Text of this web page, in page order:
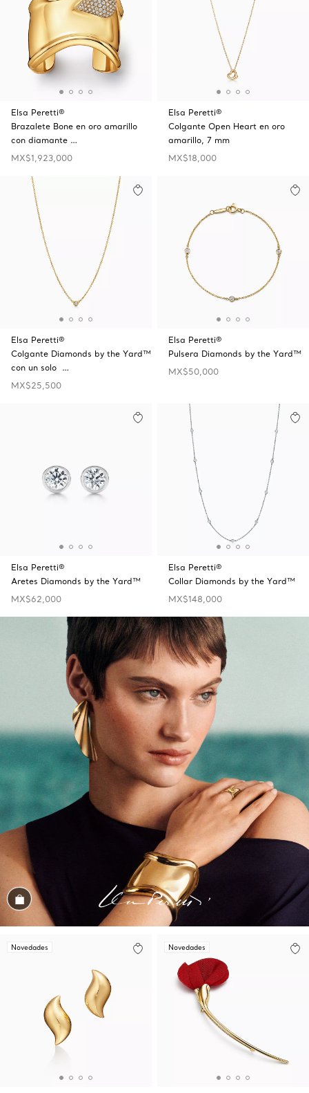
Elsa Peretti®
Brazalete Bone en oro amarillo
con diamante …
MX$1,923,000
Elsa Peretti®
Colgante Open Heart en oro
amarillo, 7 mm
MX$18,000
Elsa Peretti®
Colgante Diamonds by the Yard™
con un solo …
MX$25,500
Elsa Peretti®
Pulsera Diamonds by the Yard™
MX$50,000
Elsa Peretti®
Aretes Diamonds by the Yard™
MX$62,000
Elsa Peretti®
Collar Diamonds by the Yard™
MX$148,000
Conozca el look
Novedades Novedades